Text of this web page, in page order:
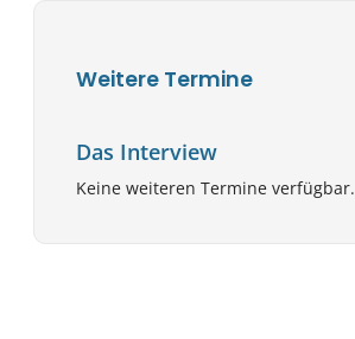
Weitere Termine
Das Interview
Keine weiteren Termine verfügbar.